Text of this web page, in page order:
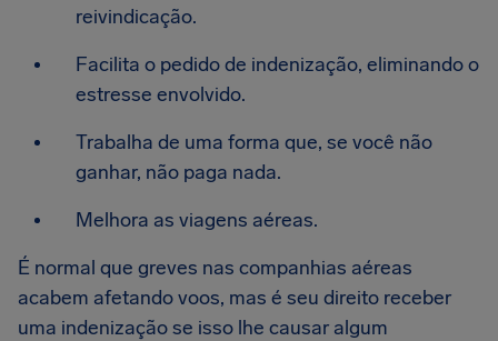
reivindicação.
Facilita o pedido de indenização, eliminando o
estresse envolvido.
Trabalha de uma forma que, se você não
ganhar, não paga nada.
Melhora as viagens aéreas.
É normal que greves nas companhias aéreas
acabem afetando voos, mas é seu direito receber
uma indenização se isso lhe causar algum